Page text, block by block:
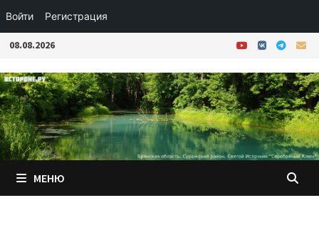
Войти Регистрация
Перейти
содержимому
08.08.2026
МЕНЮ